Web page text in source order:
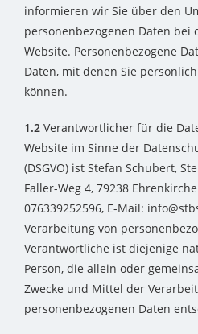
informieren wir Sie über den
personenbezogenen Daten
Website. Personenbezogene
Daten, mit denen Sie
können.
1.2 Verantwortlicher für die
Website im Sinne der
(DSGVO) ist Stefan Schubert,
Faller-Weg 4, 79238
076339252596, E-Mail:
Verarbeitung von
Verantwortliche ist diejenige
Person, die allein oder
Zwecke und Mittel der
personenbezogenen Daten